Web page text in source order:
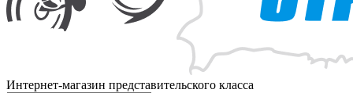
Интернет-магазин представительского класса